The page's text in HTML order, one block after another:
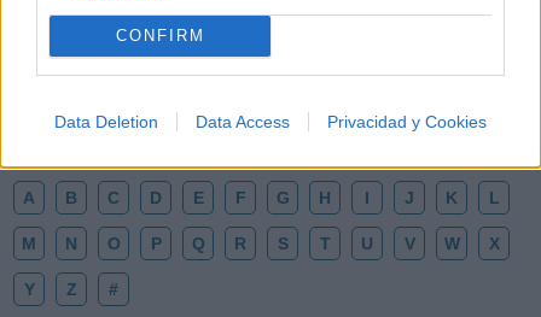
CONFIRM
Data Deletion Data Access Privacidad y Cookies
tus noches de astronomía. 🪐🎸 Desconecta, mira
al firmamento y siente la gravedad cero. 💾 ¡Guarda
esta colección para tu próxima noche estrellada!
✨⭐
A B C D E F G H I J K L
M N O P Q R S T U V W X
Y Z #